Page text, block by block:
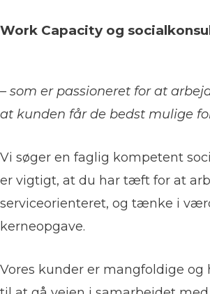
Work Capacity og
– som er passioneret for at
at kunden får de bedst mulige
Vi søger en faglig kompetent
er vigtigt, at du har tæft for at
serviceorienteret, og tænke i
kerneopgave.
Vores kunder er mangfoldige og